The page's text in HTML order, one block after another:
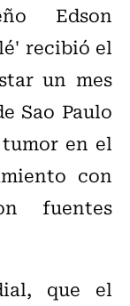
Edson
recibió el
un mes
Sao Paulo
en el
con
fuentes
que el